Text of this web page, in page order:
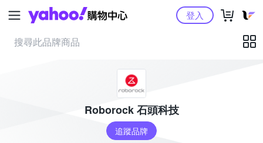
Yahoo購物中心登入
Roborock 石頭科技
追蹤品牌